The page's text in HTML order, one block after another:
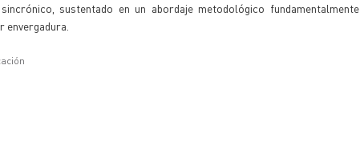
sustentado en un abordaje metodológico fundamentalmente